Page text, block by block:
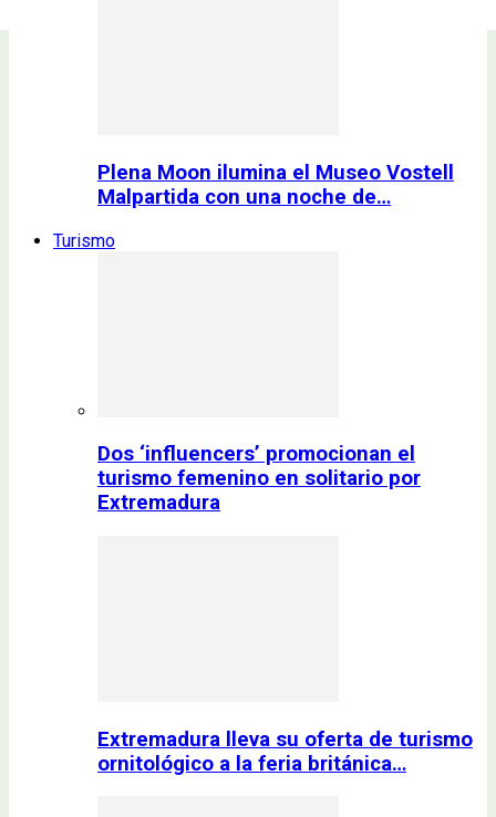
Plena Moon ilumina el Museo Vostell
Malpartida con una noche de…
Turismo
Dos ‘influencers’ promocionan el
turismo femenino en solitario por
Extremadura
Extremadura lleva su oferta de turismo
ornitológico a la feria británica…